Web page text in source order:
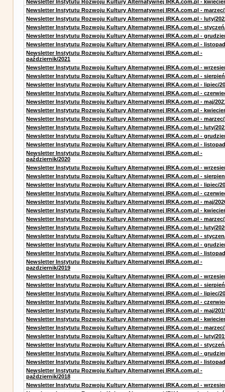
Newsletter Instytutu Rozwoju Kultury Alternatywnej IRKA.com.pl -
Newsletter Instytutu Rozwoju Kultury Alternatywnej IRKA.com.pl - marzec/
Newsletter Instytutu Rozwoju Kultury Alternatywnej IRKA.com.pl - luty/
Newsletter Instytutu Rozwoju Kultury Alternatywnej IRKA.com.pl -
Newsletter Instytutu Rozwoju Kultury Alternatywnej IRKA.com.pl -
Newsletter Instytutu Rozwoju Kultury Alternatywnej IRKA.com.pl -
Newsletter Instytutu Rozwoju Kultury Alternatywnej IRKA.com.pl -
październik/2021
Newsletter Instytutu Rozwoju Kultury Alternatywnej IRKA.com.pl -
Newsletter Instytutu Rozwoju Kultury Alternatywnej IRKA.com.pl -
Newsletter Instytutu Rozwoju Kultury Alternatywnej IRKA.com.pl - lipiec/
Newsletter Instytutu Rozwoju Kultury Alternatywnej IRKA.com.pl -
Newsletter Instytutu Rozwoju Kultury Alternatywnej IRKA.com.pl - maj/
Newsletter Instytutu Rozwoju Kultury Alternatywnej IRKA.com.pl -
Newsletter Instytutu Rozwoju Kultury Alternatywnej IRKA.com.pl - marzec/
Newsletter Instytutu Rozwoju Kultury Alternatywnej IRKA.com.pl - luty/
Newsletter Instytutu Rozwoju Kultury Alternatywnej IRKA.com.pl -
Newsletter Instytutu Rozwoju Kultury Alternatywnej IRKA.com.pl -
Newsletter Instytutu Rozwoju Kultury Alternatywnej IRKA.com.pl -
październik/2020
Newsletter Instytutu Rozwoju Kultury Alternatywnej IRKA.com.pl -
Newsletter Instytutu Rozwoju Kultury Alternatywnej IRKA.com.pl -
Newsletter Instytutu Rozwoju Kultury Alternatywnej IRKA.com.pl - lipiec/
Newsletter Instytutu Rozwoju Kultury Alternatywnej IRKA.com.pl -
Newsletter Instytutu Rozwoju Kultury Alternatywnej IRKA.com.pl - maj/
Newsletter Instytutu Rozwoju Kultury Alternatywnej IRKA.com.pl -
Newsletter Instytutu Rozwoju Kultury Alternatywnej IRKA.com.pl - marzec/
Newsletter Instytutu Rozwoju Kultury Alternatywnej IRKA.com.pl - luty/
Newsletter Instytutu Rozwoju Kultury Alternatywnej IRKA.com.pl -
Newsletter Instytutu Rozwoju Kultury Alternatywnej IRKA.com.pl -
Newsletter Instytutu Rozwoju Kultury Alternatywnej IRKA.com.pl -
Newsletter Instytutu Rozwoju Kultury Alternatywnej IRKA.com.pl -
pazdziernik/2019
Newsletter Instytutu Rozwoju Kultury Alternatywnej IRKA.com.pl -
Newsletter Instytutu Rozwoju Kultury Alternatywnej IRKA.com.pl -
Newsletter Instytutu Rozwoju Kultury Alternatywnej IRKA.com.pl - lipiec/
Newsletter Instytutu Rozwoju Kultury Alternatywnej IRKA.com.pl -
Newsletter Instytutu Rozwoju Kultury Alternatywnej IRKA.com.pl - maj/
Newsletter Instytutu Rozwoju Kultury Alternatywnej IRKA.com.pl -
Newsletter Instytutu Rozwoju Kultury Alternatywnej IRKA.com.pl - marzec/
Newsletter Instytutu Rozwoju Kultury Alternatywnej IRKA.com.pl - luty/
Newsletter Instytutu Rozwoju Kultury Alternatywnej IRKA.com.pl -
Newsletter Instytutu Rozwoju Kultury Alternatywnej IRKA.com.pl -
Newsletter Instytutu Rozwoju Kultury Alternatywnej IRKA.com.pl -
Newsletter Instytutu Rozwoju Kultury Alternatywnej IRKA.com.pl -
październik/2018
Newsletter Instytutu Rozwoju Kultury Alternatywnej IRKA.com.pl -